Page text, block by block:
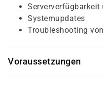
Serververfügbarkeit
Systemupdates
Troubleshooting
Voraussetzungen